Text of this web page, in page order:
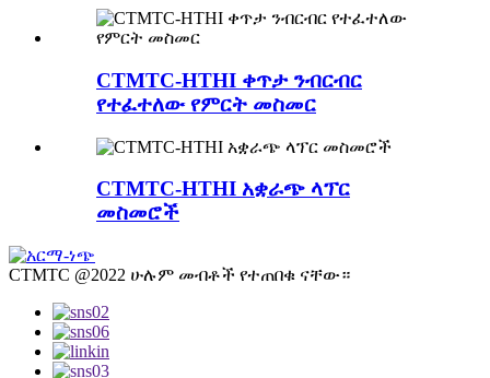
CTMTC-HTHI ቀጥታ ንብርብር
የተፈተለው የምርት መስመር
CTMTC-HTHI አቋራጭ ላፕር
መስመሮች
CTMTC @2022 ሁሉም መብቶች የተጠበቁ ናቸው።